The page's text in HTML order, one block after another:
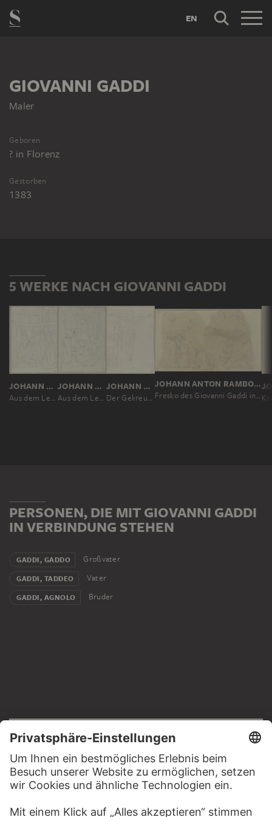
EN
GIOVANNI GADDI
Maler
Geboren
? in Florenz
Gestorben
1383
5 WERKE NACH GIOVANNI GADDI
JOHANN ANTON RAMBOUX, NACH GIOVANNI GADDI
Aus dem Leben des Heiligen Stanislaus in der Kapelle des Heiligen in San Francesco in Assisi
JOHANN ANTON RAMBOUX, NACH GIOVANNI GADDI
Aus dem Leben des Heiligen Stanislaus in der Kapelle des Heiligen in San Francesco in Assisi
JOHANN ANTON RAMBOUX, NACH GIOVANNI GADDI
Der Gekreuzigete, nach einer Vorlage in San Francesco in Assisi
JOHANN ANTON RAMBOUX, NACH GIOVANNI GADDI
Fresko des Giovanni Gaddi in einer Kapelle zu San Francesco in Assisi
PERSONEN, DIE MIT GIOVANNI GADDI
IN VERBINDUNG STEHEN
GADDI, GADDO Großvater
GADDI, TADDEO Vater
GADDI, AGNOLO Bruder
Impressum
Datenschutz
Copyright © 2026 Städel Museum
All rights reserved.